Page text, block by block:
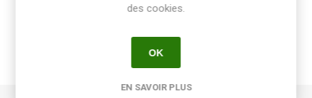
des cookies.
OK
EN SAVOIR PLUS